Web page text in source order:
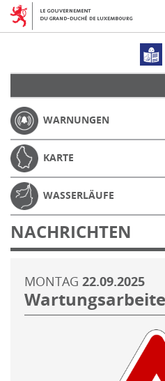
WARNUNGEN
KARTE
WASSERLÄUFE
NACHRICHTEN
MONTAG 22.09.2025